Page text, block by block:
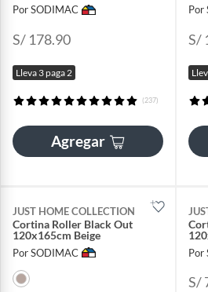
Por SODIMAC
S/ 178.90
Lleva 3 paga 2
(237)
Agregar
Por
S/
JUST HOME COLLECTION
Cortina Roller Black Out
120x165cm Beige
Por SODIMAC Por
S/